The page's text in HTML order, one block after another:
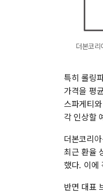
더본코
특히 롤링
가격을 평
스파게티
각 인상할
더본코리
최근 환율
했다. 이에
반면 대표